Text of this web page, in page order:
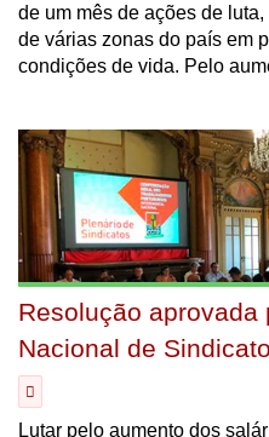
de um mês de ações de
de várias zonas do país em
condições de vida. Pelo
Resolução aprovada
Nacional de
Lutar pelo aumento dos